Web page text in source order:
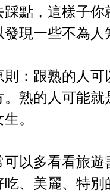
點，這樣子
現一些不為人
：跟熟的人
熟的人可能
。
以多看看旅
、美麗、特